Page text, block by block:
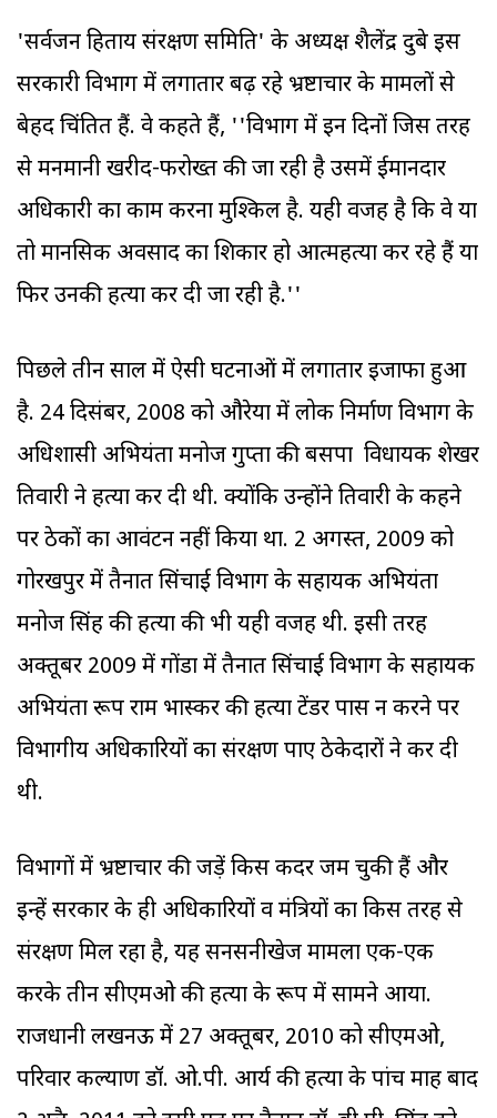
'सर्वजन हिताय संरक्षण समिति' के अध्यक्ष शैलेंद्र दुबे इस
सरकारी विभाग में लगातार बढ़ रहे भ्रष्टाचार के मामलों से
बेहद चिंतित हैं. वे कहते हैं, ''विभाग में इन दिनों जिस तरह
से मनमानी खरीद-फरोख्त की जा रही है उसमें ईमानदार
अधिकारी का काम करना मुश्किल है. यही वजह है कि वे या
तो मानसिक अवसाद का शिकार हो आत्महत्या कर रहे हैं या
फिर उनकी हत्या कर दी जा रही है.''
पिछले तीन साल में ऐसी घटनाओं में लगातार इजाफा हुआ
है. 24 दिसंबर, 2008 को औरेया में लोक निर्माण विभाग के
अधिशासी अभियंता मनोज गुप्ता की बसपा विधायक शेखर
तिवारी ने हत्या कर दी थी. क्योंकि उन्होंने तिवारी के कहने
पर ठेकों का आवंटन नहीं किया था. 2 अगस्त, 2009 को
गोरखपुर में तैनात सिंचाई विभाग के सहायक अभियंता
मनोज सिंह की हत्या की भी यही वजह थी. इसी तरह
अक्तूबर 2009 में गोंडा में तैनात सिंचाई विभाग के सहायक
अभियंता रूप राम भास्कर की हत्या टेंडर पास न करने पर
विभागीय अधिकारियों का संरक्षण पाए ठेकेदारों ने कर दी
थी.
विभागों में भ्रष्टाचार की जड़ें किस कदर जम चुकी हैं और
इन्हें सरकार के ही अधिकारियों व मंत्रियों का किस तरह से
संरक्षण मिल रहा है, यह सनसनीखेज मामला एक-एक
करके तीन सीएमओ की हत्या के रूप में सामने आया.
राजधानी लखनऊ में 27 अक्तूबर, 2010 को सीएमओ,
परिवार कल्याण डॉ. ओ.पी. आर्य की हत्या के पांच माह बाद